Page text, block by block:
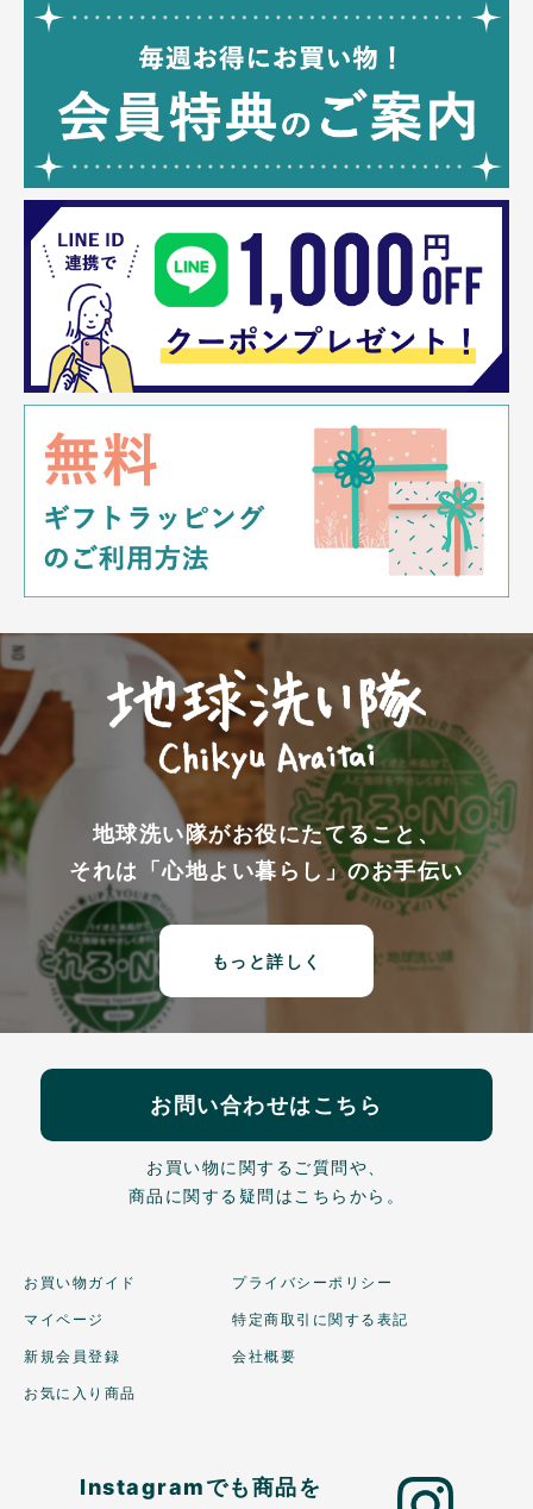
地球洗い隊がお役にたてること、
それは「心地よい暮らし」のお手伝い
もっと詳しく
お問い合わせはこちら
お買い物に関するご質問や、
商品に関する疑問はこちらから。
お買い物ガイド
マイページ
新規会員登録
お気に入り商品
プライバシーポリシー
特定商取引に関する表記
会社概要
Instagramでも商品を